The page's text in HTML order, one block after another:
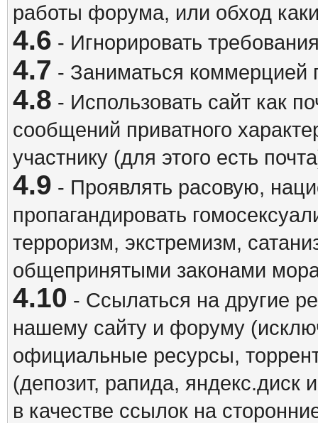
работы форума, или обход
4.6 - Игнорировать
4.7 - Заниматься коммерцией
4.8 - Использовать сайт как
сообщений приватного
участнику (для этого есть
4.9 - Проявлять расовую,
пропагандировать
терроризм, экстремизм,
общепринятыми законами
4.10 - Ссылаться на другие
нашему сайту и форуму
официальные ресурсы,
(депозит, рапида, яндекс.диск
в качестве ссылок на